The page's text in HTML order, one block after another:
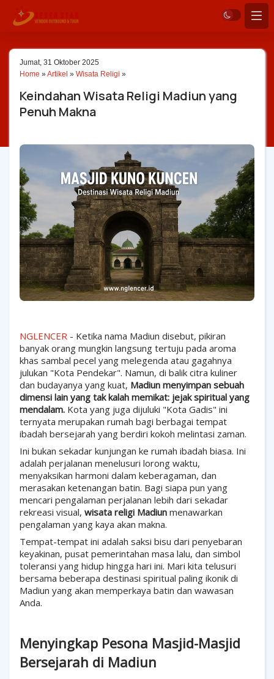
Jumat, 31 Oktober 2025
Home »Artikel » Wisata Religi »
Keindahan Wisata Religi Madiun yang
Penuh Makna
NGLENCER - Ketika nama Madiun disebut, pikiran
banyak orang mungkin langsung tertuju pada aroma
khas sambal pecel yang melegenda atau gagahnya
julukan "Kota Pendekar". Namun, di balik citra kuliner
dan budayanya yang kuat, Madiun menyimpan sebuah
dimensi lain yang tak kalah memikat: jejak spiritual yang
mendalam. Kota yang juga dijuluki "Kota Gadis" ini
ternyata merupakan rumah bagi berbagai tempat
ibadah bersejarah yang berdiri kokoh melintasi zaman.
Ini bukan sekadar kunjungan ke rumah ibadah biasa. Ini
adalah perjalanan menelusuri lorong waktu,
menyaksikan harmoni dalam keberagaman, dan
merasakan ketenangan batin. Bagi siapa pun yang
mencari pengalaman perjalanan lebih dari sekadar
rekreasi visual, wisata religi Madiun menawarkan
pengalaman yang kaya akan makna.
Tempat-tempat ini adalah saksi bisu dari penyebaran
keyakinan, pusat pemerintahan masa lalu, dan simbol
toleransi yang hidup hingga hari ini. Mari kita telusuri
bersama beberapa destinasi spiritual paling ikonik di
Madiun yang akan memperkaya batin dan wawasan
Anda.
Menyingkap Pesona Masjid-Masjid
Bersejarah di Madiun